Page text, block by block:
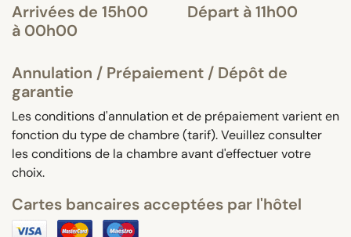
Arrivées de 15h00
à 00h00
Départ à 11h00
Annulation / Prépaiement / Dépôt de
garantie
Les conditions d'annulation et de prépaiement varient en
fonction du type de chambre (tarif). Veuillez consulter
les conditions de la chambre avant d'effectuer votre
choix.
Cartes bancaires acceptées par l'hôtel